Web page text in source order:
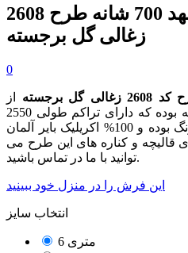
فرش نگین مشهد 700 شانه طرح 2608
زغالی گل برجسته
0
2608 زغالی گل برجسته از
مجموعه محصولات هفتصد شانه بوده که دارای تراکم طولی 2550
می باشد. این محصول هشت رنگ بوده و 100% اکریلیک بایر آلمان
قالیچه و کناره های این طرح می
توانید با ما در تماس باشید.
این فرش را در منزل خود ببینید
انتخاب سایز
6 متری